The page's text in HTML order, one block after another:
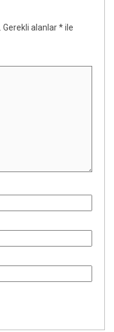
Gerekli alanlar*ile